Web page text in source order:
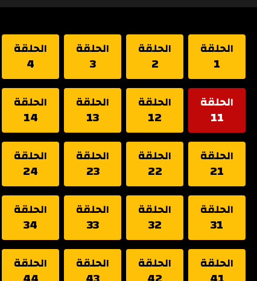
الحلقة
1
الحلقة
2
الحلقة
3
الحلقة
4
الحلقة
11
الحلقة
12
الحلقة
13
الحلقة
14
الحلقة
21
الحلقة
22
الحلقة
23
الحلقة
24
الحلقة
31
الحلقة
32
الحلقة
33
الحلقة
34
الحلقة الحلقة الحلقة الحلقة